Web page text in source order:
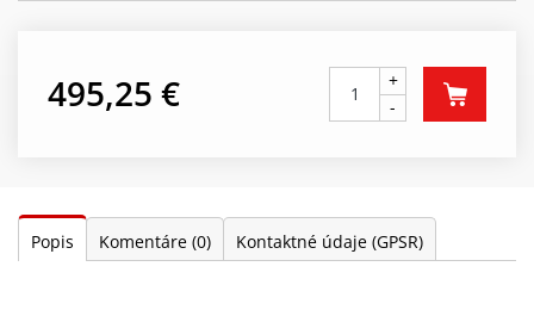
495,25 €
+
-
Popis Komentáre (0) Kontaktné údaje (GPSR)